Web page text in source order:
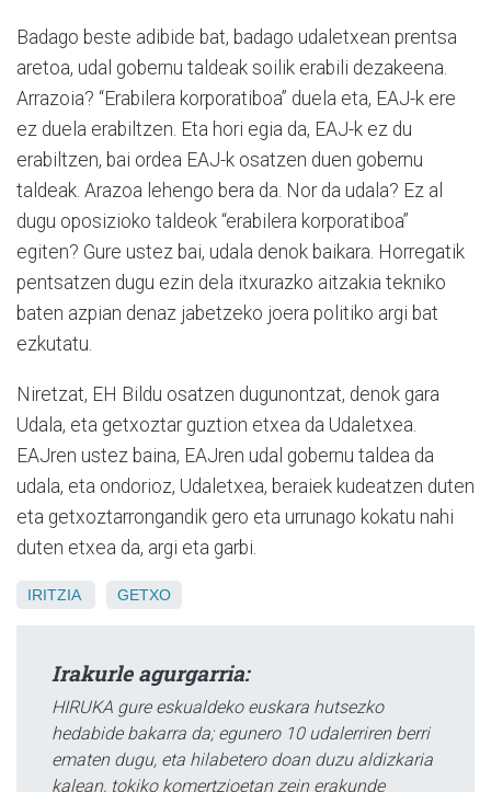
Badago beste adibide bat, badago udaletxean prentsa
aretoa, udal gobernu taldeak soilik erabili dezakeena.
Arrazoia? “Erabilera korporatiboa” duela eta, EAJ-k ere
ez duela erabiltzen. Eta hori egia da, EAJ-k ez du
erabiltzen, bai ordea EAJ-k osatzen duen gobernu
taldeak. Arazoa lehengo bera da. Nor da udala? Ez al
dugu oposizioko taldeok “erabilera korporatiboa”
egiten? Gure ustez bai, udala denok baikara. Horregatik
pentsatzen dugu ezin dela itxurazko aitzakia tekniko
baten azpian denaz jabetzeko joera politiko argi bat
ezkutatu.
Niretzat, EH Bildu osatzen dugunontzat, denok gara
Udala, eta getxoztar guztion etxea da Udaletxea.
EAJren ustez baina, EAJren udal gobernu taldea da
udala, eta ondorioz, Udaletxea, beraiek kudeatzen duten
eta getxoztarrongandik gero eta urrunago kokatu nahi
duten etxea da, argi eta garbi.
IRITZIA GETXO
Irakurle agurgarria:
HIRUKA gure eskualdeko euskara hutsezko
hedabide bakarra da; egunero 10 udalerriren berri
ematen dugu, eta hilabetero doan duzu aldizkaria
kalean, tokiko komertzioetan zein erakunde